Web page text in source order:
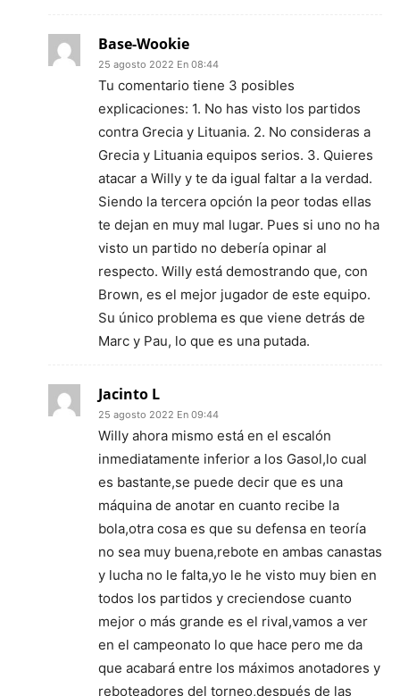
Base-Wookie
25 agosto 2022 En 08:44
Tu comentario tiene 3 posibles
explicaciones: 1. No has visto los partidos
contra Grecia y Lituania. 2. No consideras a
Grecia y Lituania equipos serios. 3. Quieres
atacar a Willy y te da igual faltar a la verdad.
Siendo la tercera opción la peor todas ellas
te dejan en muy mal lugar. Pues si uno no ha
visto un partido no debería opinar al
respecto. Willy está demostrando que, con
Brown, es el mejor jugador de este equipo.
Su único problema es que viene detrás de
Marc y Pau, lo que es una putada.
Jacinto L
25 agosto 2022 En 09:44
Willy ahora mismo está en el escalón
inmediatamente inferior a los Gasol,lo cual
es bastante,se puede decir que es una
máquina de anotar en cuanto recibe la
bola,otra cosa es que su defensa en teoría
no sea muy buena,rebote en ambas canastas
y lucha no le falta,yo le he visto muy bien en
todos los partidos y creciendose cuanto
mejor o más grande es el rival,vamos a ver
en el campeonato lo que hace pero me da
que acabará entre los máximos anotadores y
reboteadores del torneo,después de las